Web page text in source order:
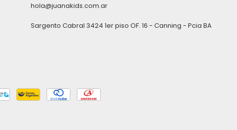
hola@juanakids.com.ar
Sargento Cabral 3424 1er piso OF. 16 - Canning - Pcia BA